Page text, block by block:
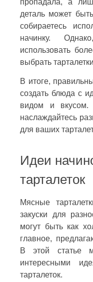
деталь может
собираетесь
начинку.
использовать
выбрать
В итоге,
создать блюда с
видом и вкусом.
наслаждайтесь
для ваших
Идеи
тарталеток
Мясные
закуски для
могут быть как
главное,
В этой статье
интересными
тарталеток.